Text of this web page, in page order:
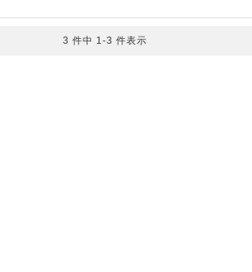
3 件中 1-3 件表示